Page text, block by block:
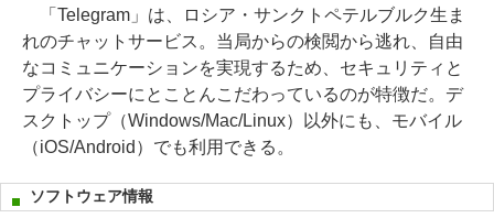
「Telegram」は、ロシア・サンクトペテルブルク生ま
れのチャットサービス。当局からの検閲から逃れ、自由
なコミュニケーションを実現するため、セキュリティと
プライバシーにとことんこだわっているのが特徴だ。デ
スクトップ（Windows/Mac/Linux）以外にも、モバイル
（iOS/Android）でも利用できる。
ソフトウェア情報